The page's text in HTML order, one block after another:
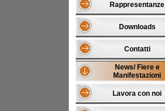
Rappresentanze
Downloads
Contatti
News/ Fiere e
Manifestazioni
Lavora con noi